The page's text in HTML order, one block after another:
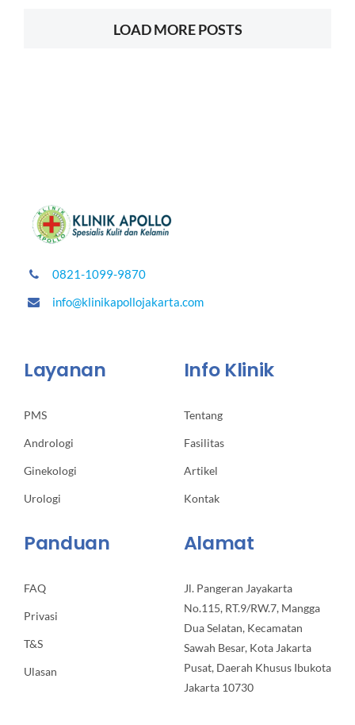
LOAD MORE POSTS
0821-1099-9870
info@klinikapollojakarta.com
Layanan
PMS
Andrologi
Ginekologi
Urologi
Info Klinik
Tentang
Fasilitas
Artikel
Kontak
Panduan
FAQ
Privasi
T&S
Ulasan
Alamat
Jl. Pangeran Jayakarta
No.115, RT.9/RW.7, Mangga
Dua Selatan, Kecamatan
Sawah Besar, Kota Jakarta
Pusat, Daerah Khusus Ibukota
Jakarta 10730